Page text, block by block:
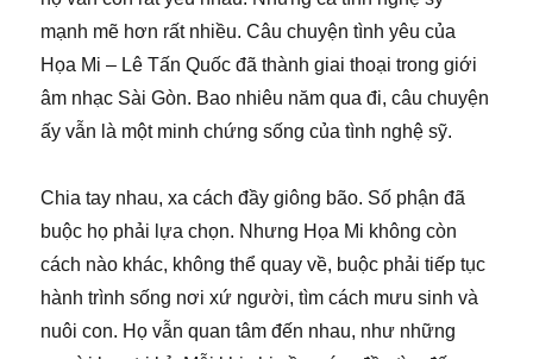
mạnh mẽ hơn rất nhiều. Câu chuyện tình yêu của
Họa Mi – Lê Tấn Quốc đã thành giai thoại trong giới
âm nhạc Sài Gòn. Bao nhiêu năm qua đi, câu chuyện
ấy vẫn là một minh chứng sống của tình nghệ sỹ.
Chia tay nhau, xa cách đầy giông bão. Số phận đã
buộc họ phải lựa chọn. Nhưng Họa Mi không còn
cách nào khác, không thể quay về, buộc phải tiếp tục
hành trình sống nơi xứ người, tìm cách mưu sinh và
nuôi con. Họ vẫn quan tâm đến nhau, như những